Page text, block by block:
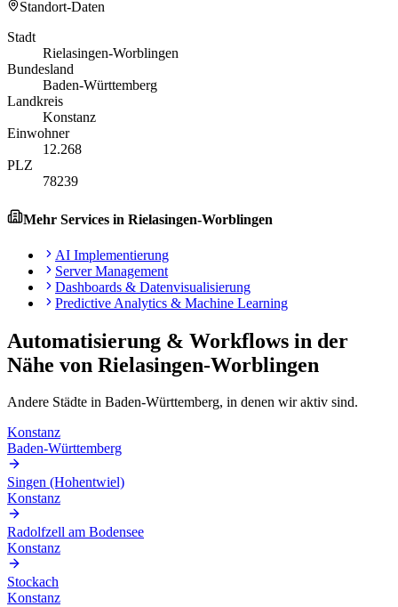
Standort-Daten
Stadt
Rielasingen-Worblingen
Bundesland
Baden-Württemberg
Landkreis
Konstanz
Einwohner
12.268
PLZ
78239
Mehr Services in Rielasingen-Worblingen
AI Implementierung
Server Management
Dashboards & Datenvisualisierung
Predictive Analytics & Machine Learning
Automatisierung & Workflows in der
Nähe von Rielasingen-Worblingen
Andere Städte in Baden-Württemberg, in denen wir aktiv sind.
Konstanz
Baden-Württemberg
Singen (Hohentwiel)
Konstanz
Radolfzell am Bodensee
Konstanz
Stockach
Konstanz